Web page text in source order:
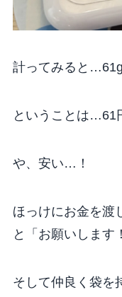
計ってみると…61g
ということは…61
や、安い…！
ほっけにお金を渡
と「お願いします
そして仲良く袋を